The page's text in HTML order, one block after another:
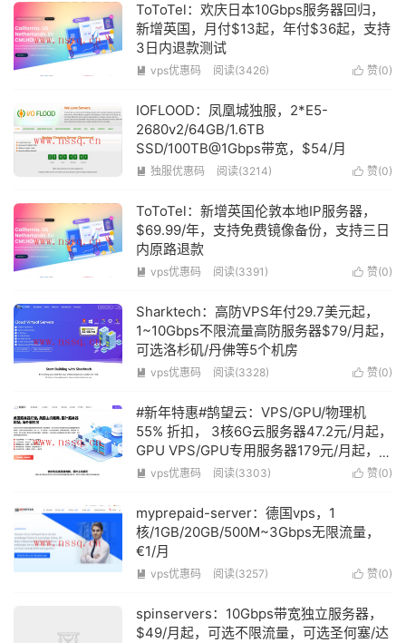
ToToTel：欢庆日本10Gbps服务器回归，
新增英国，月付$13起，年付$36起，支持
3日内退款测试
 赞(0)
 vps优惠码 阅读(3426)
IOFLOOD：凤凰城独服，2*E5-
2680v2/64GB/1.6TB
SSD/100TB@1Gbps带宽，$54/月
 赞(0)
 独服优惠码 阅读(3214)
ToToTel：新增英国伦敦本地IP服务器，
$69.99/年，支持免费镜像备份，支持三日
内原路退款
 赞(0)
 vps优惠码 阅读(3391)
Sharktech：高防VPS年付29.7美元起，
1~10Gbps不限流量高防服务器$79/月起，
可选洛杉矶/丹佛等5个机房
 赞(0)
 vps优惠码 阅读(3328)
#新年特惠#鹄望云：VPS/GPU/物理机
55% 折扣， 3核6G云服务器47.2元/月起，
GPU VPS/GPU专用服务器179元/月起，免
费试用
 赞(0)
 vps优惠码 阅读(3303)
myprepaid-server：德国vps，1
核/1GB/20GB/500M~3Gbps无限流量，
€1/月
 赞(0)
 vps优惠码 阅读(3257)
spinservers：10Gbps带宽独立服务器，
$49/月起，可选不限流量，可选圣何塞/达